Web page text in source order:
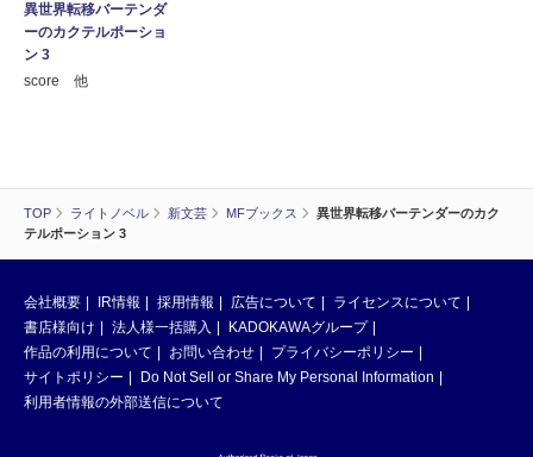
TOP ライトノベル 新文芸 MFブックス
異世界転移バーテンダーのカク
テルポーション 3
異世界転移バーテンダ
ーのカクテルポーショ
ン 3
score 他
会社概要 IR情報 採用情報 広告について
ライセンスについて
書店様向け
法人様一括購入
KADOKAWAグループ
作品の利用について
お問い合わせ
プライバシーポリシー
サイトポリシー
Do Not Sell or Share My Personal Information
利用者情報の外部送信について